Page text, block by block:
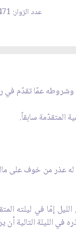
عدد الزوار: 1471
عمّا تقد‌ّم في
المتقد‌ّمة سابقاً.
عذر من خوف على
إمّا في ليلته
في الليلة التالية